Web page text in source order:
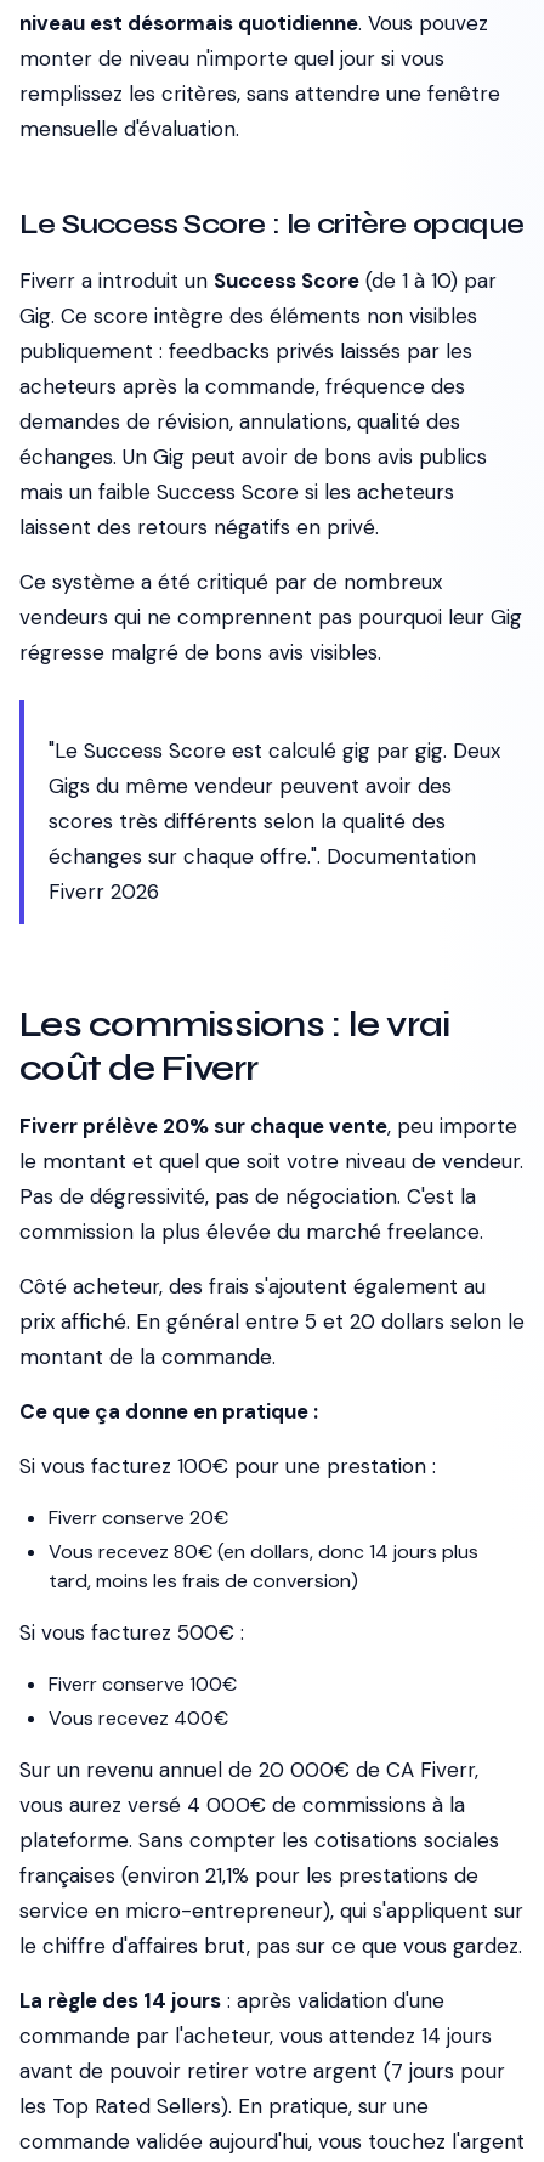
niveau est désormais quotidienne. Vous pouvez
monter de niveau n'importe quel jour si vous
remplissez les critères, sans attendre une fenêtre
mensuelle d'évaluation.
Le Success Score : le critère opaque
Fiverr a introduit un Success Score (de 1 à 10) par
Gig. Ce score intègre des éléments non visibles
publiquement : feedbacks privés laissés par les
acheteurs après la commande, fréquence des
demandes de révision, annulations, qualité des
échanges. Un Gig peut avoir de bons avis publics
mais un faible Success Score si les acheteurs
laissent des retours négatifs en privé.
Ce système a été critiqué par de nombreux
vendeurs qui ne comprennent pas pourquoi leur Gig
régresse malgré de bons avis visibles.
"Le Success Score est calculé gig par gig. Deux
Gigs du même vendeur peuvent avoir des
scores très différents selon la qualité des
échanges sur chaque offre.". Documentation
Fiverr 2026
Les commissions : le vrai
coût de Fiverr
Fiverr prélève 20% sur chaque vente, peu importe
le montant et quel que soit votre niveau de vendeur.
Pas de dégressivité, pas de négociation. C'est la
commission la plus élevée du marché freelance.
Côté acheteur, des frais s'ajoutent également au
prix affiché. En général entre 5 et 20 dollars selon le
montant de la commande.
Ce que ça donne en pratique :
Si vous facturez 100€ pour une prestation :
Fiverr conserve 20€
Vous recevez 80€ (en dollars, donc 14 jours plus
tard, moins les frais de conversion)
Si vous facturez 500€ :
Fiverr conserve 100€
Vous recevez 400€
Sur un revenu annuel de 20 000€ de CA Fiverr,
vous aurez versé 4 000€ de commissions à la
plateforme. Sans compter les cotisations sociales
françaises (environ 21,1% pour les prestations de
service en micro-entrepreneur), qui s'appliquent sur
le chiffre d'affaires brut, pas sur ce que vous gardez.
La règle des 14 jours : après validation d'une
commande par l'acheteur, vous attendez 14 jours
avant de pouvoir retirer votre argent (7 jours pour
les Top Rated Sellers). En pratique, sur une
commande validée aujourd'hui, vous touchez l'argent